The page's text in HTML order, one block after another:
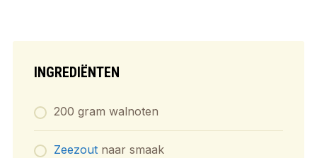
INGREDIËNTEN
200 gram walnoten
Zeezoutnaar smaak